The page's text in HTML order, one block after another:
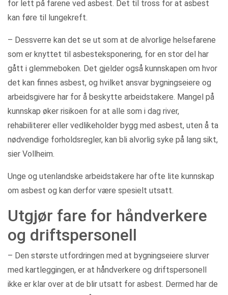
for lett på farene ved asbest. Det til tross for at asbest
kan føre til lungekreft.
– Dessverre kan det se ut som at de alvorlige helsefarene
som er knyttet til asbesteksponering, for en stor del har
gått i glemmeboken. Det gjelder også kunnskapen om hvor
det kan finnes asbest, og hvilket ansvar bygningseiere og
arbeidsgivere har for å beskytte arbeidstakere. Mangel på
kunnskap øker risikoen for at alle som i dag river,
rehabiliterer eller vedlikeholder bygg med asbest, uten å ta
nødvendige forholdsregler, kan bli alvorlig syke på lang sikt,
sier Vollheim.
Unge og utenlandske arbeidstakere har ofte lite kunnskap
om asbest og kan derfor være spesielt utsatt.
Utgjør fare for håndverkere
og driftspersonell
– Den største utfordringen med at bygningseiere slurver
med kartleggingen, er at håndverkere og driftspersonell
ikke er klar over at de blir utsatt for asbest. Dermed har de